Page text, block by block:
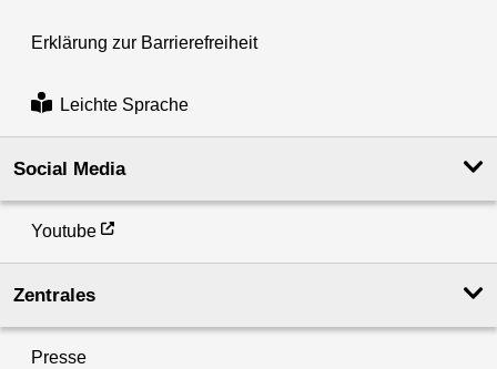
Erklärung zur Barrierefreiheit
Leichte Sprache
Social Media
Youtube
Zentrales
Presse